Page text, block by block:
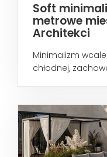
Soft
metrowe
Architekci
Minimalizm
chłodnej,